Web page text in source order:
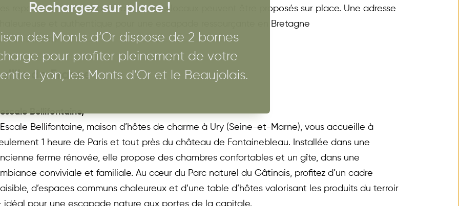
repas gourmands à base de produits locaux peuvent être proposés sur place. Une adresse
et authentique pour une escapade ressourçante en Bretagne
monde.com
d'ile de France
Bellifontaine,
Bellifontaine, maison d’hôtes de charme à Ury (Seine-et-Marne), vous accueille à
1 heure de Paris et tout près du château de Fontainebleau. Installée dans une
ferme rénovée, elle propose des chambres confortables et un gîte, dans une
conviviale et familiale. Au cœur du Parc naturel du Gâtinais, profitez d’un cadre
d’espaces communs chaleureux et d’une table d’hôtes valorisant les produits du terroir
Rechargez sur place !
des Monts d’Or dispose de 2 bornes
pour profiter pleinement de votre
Lyon, les Monts d’Or et le Beaujolais.